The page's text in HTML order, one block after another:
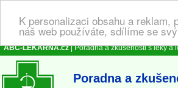
K personalizaci obsahu a
náš web používáte, sdílíme se
ABC-LEKARNA.cz| Poradna a zkušenosti s léky a
Poradna a